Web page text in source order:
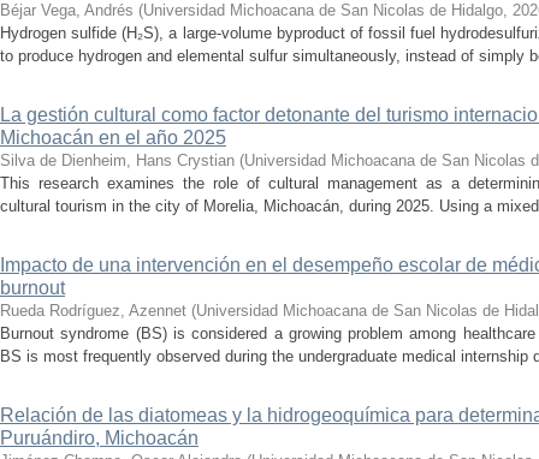
Béjar Vega, Andrés (Universidad Michoacana de San Nicolas de Hidalgo,
Hydrogen sulfide (H₂S), a large-volume byproduct of fossil fuel
to produce hydrogen and elemental sulfur simultaneously, instead of simply
La gestión cultural como factor detonante del turismo
Michoacán en el año 2025
Silva de Dienheim, Hans Crystian (Universidad Michoacana de San Nicolas
This research examines the role of cultural management as a
cultural tourism in the city of Morelia, Michoacán, during 2025. Using a
Impacto de una intervención en el desempeño escolar de
burnout
Rueda Rodríguez, Azennet (Universidad Michoacana de San Nicolas de
Burnout syndrome (BS) is considered a growing problem among
BS is most frequently observed during the undergraduate medical
Relación de las diatomeas y la hidrogeoquímica para
Puruándiro, Michoacán